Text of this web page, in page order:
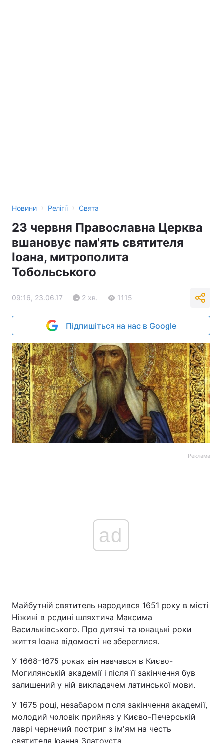
Новини › Релігії › Свята
23 червня Православна Церква
вшановує пам'ять святителя
Іоана, митрополита
Тобольського
09:16, 23.06.17 2 хв. 1115
Підпишіться на нас в Google
Реклама
ad
Майбутній святитель народився 1651 року в місті
Ніжині в родині шляхтича Максима
Васильківського. Про дитячі та юнацькі роки
життя Іоана відомості не збереглися.
У 1668-1675 роках він навчався в Києво-
Могилянській академії і після її закінчення був
залишений у ній викладачем латинської мови.
У 1675 році, незабаром після закінчення академії,
молодий чоловік прийняв у Києво-Печерській
лаврі чернечий постриг з ім'ям на честь
святителя Іоанна Златоуста.